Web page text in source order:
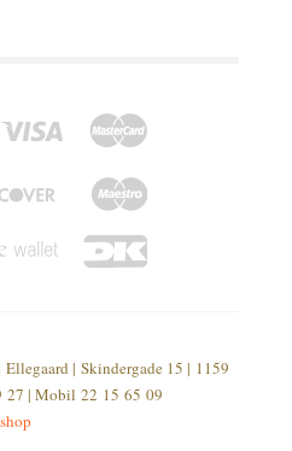
| Skindergade 15 | 1159
27 | Mobil 22 15 65 09